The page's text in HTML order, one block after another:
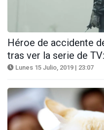
Héroe de accidente
tras ver la serie de
Lunes 15 Julio, 2019 | 23:07